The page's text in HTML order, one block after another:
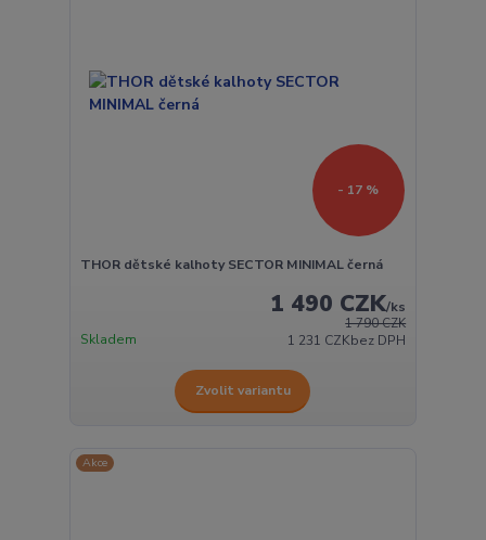
- 17 %
THOR dětské kalhoty SECTOR MINIMAL černá
1 790 CZK
1 490 CZK/ks
1 231 CZKbez DPH
Skladem
Zvolit variantu
Akce